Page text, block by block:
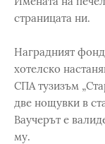
страницата ни.
Наградният фонд
хотелско
СПА тузизъм
две нощувки в
Ваучерът е
му.